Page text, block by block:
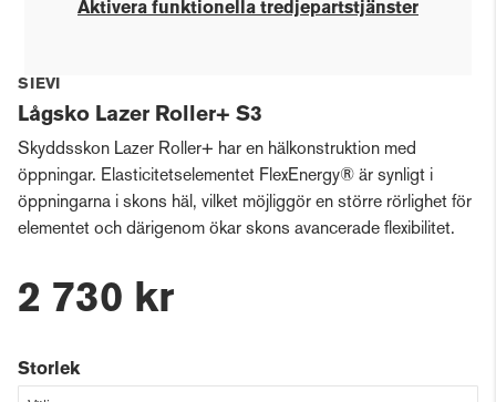
Aktivera funktionella tredjepartstjänster
SIEVI
Lågsko Lazer Roller+ S3
Skyddsskon Lazer Roller+ har en hälkonstruktion med
öppningar. Elasticitetselementet FlexEnergy® är synligt i
öppningarna i skons häl, vilket möjliggör en större rörlighet för
elementet och därigenom ökar skons avancerade flexibilitet.
2 730 kr
Storlek